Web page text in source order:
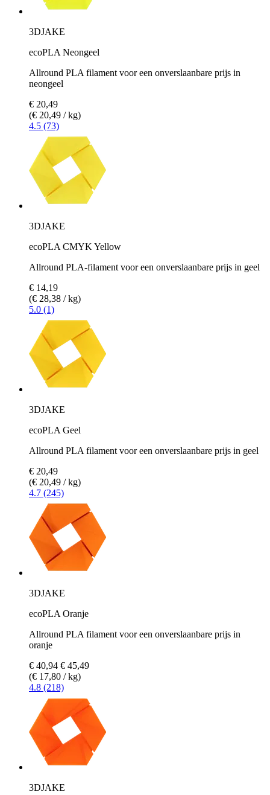
3DJAKE
ecoPLA Neongeel
Allround PLA filament voor een onverslaanbare prijs in
neongeel
€ 20,49
(€ 20,49 / kg)
4.5 (73)
3DJAKE
ecoPLA CMYK Yellow
Allround PLA-filament voor een onverslaanbare prijs in geel
€ 14,19
(€ 28,38 / kg)
5.0 (1)
3DJAKE
ecoPLA Geel
Allround PLA filament voor een onverslaanbare prijs in geel
€ 20,49
(€ 20,49 / kg)
4.7 (245)
3DJAKE
ecoPLA Oranje
Allround PLA filament voor een onverslaanbare prijs in
oranje
€ 40,94 € 45,49
(€ 17,80 / kg)
4.8 (218)
3DJAKE